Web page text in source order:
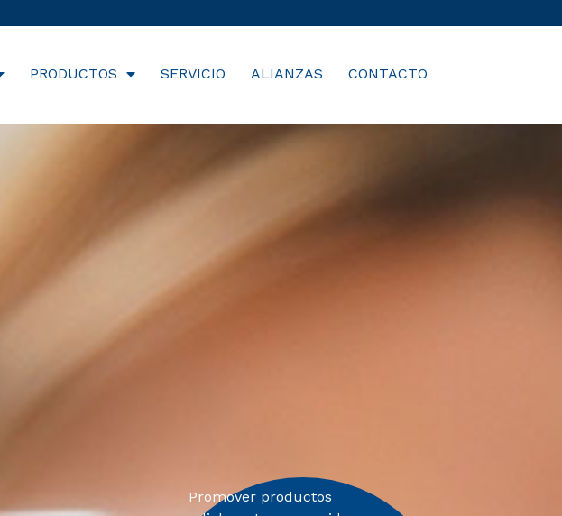
PRODUCTOS SERVICIO ALIANZAS CONTACTO
Promover productos